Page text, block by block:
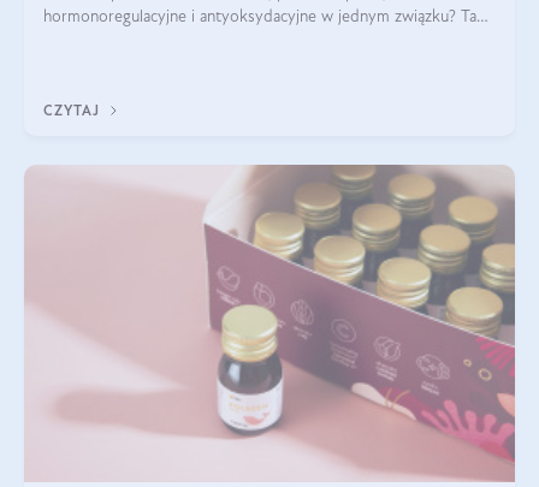
hormonoregulacyjne i antyoksydacyjne w jednym związku? Tak
CZYTAJ